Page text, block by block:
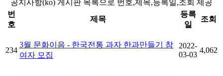
공지사항(ko) 게시판 목록으로 번호,제목,등록일,조회 제공
번
호
제목
등록
일
조회
234
3월 문화이음 - 한국전통 과자 한과만들기 참
여자 모집
2022-
03-03
4,062